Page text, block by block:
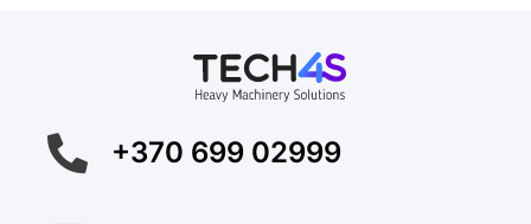
+370 699 02999